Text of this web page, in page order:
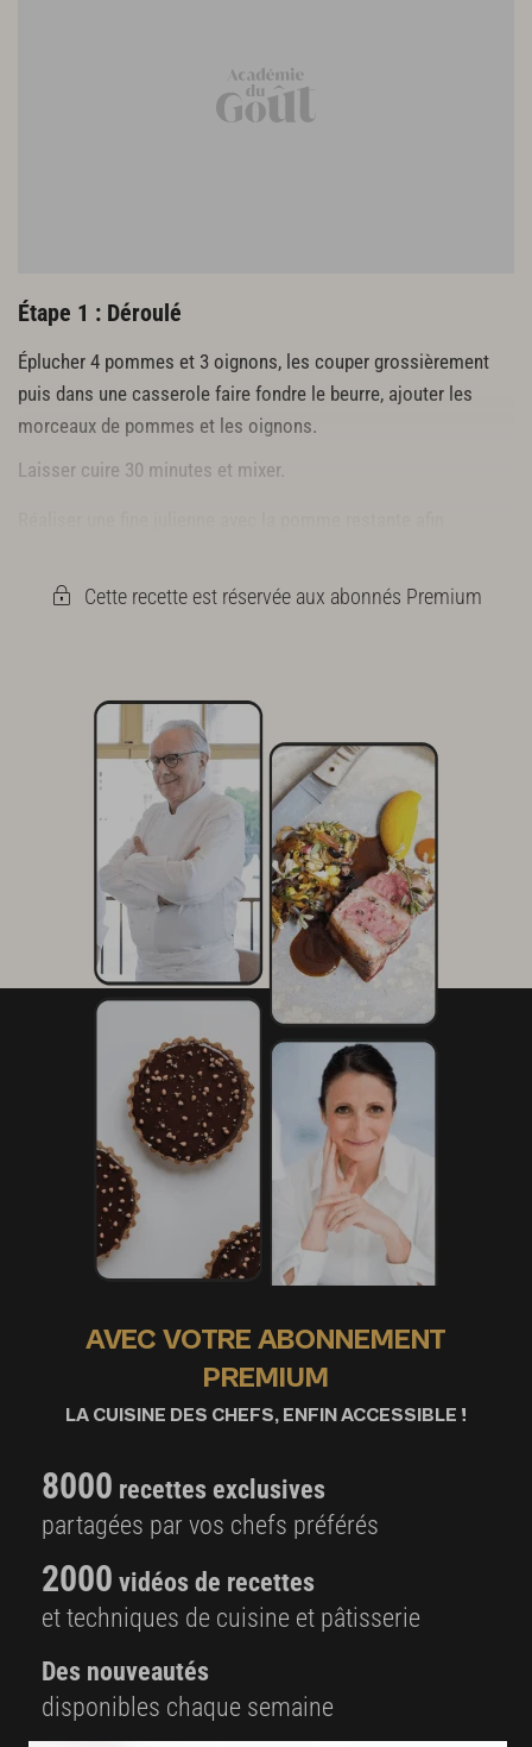
Étape 1 : Déroulé
Éplucher 4 pommes et 3 oignons, les couper grossièrement
puis dans une casserole faire fondre le beurre, ajouter les
morceaux de pommes et les oignons.
Laisser cuire 30 minutes et mixer.
Cette recette est réservée aux abonnés Premium
AVEC VOTRE ABONNEMENT
PREMIUM
LA CUISINE DES CHEFS, ENFIN ACCESSIBLE !
8000 recettes exclusives
partagées par vos chefs préférés
2000 vidéos de recettes
et techniques de cuisine et pâtisserie
Des nouveautés
disponibles chaque semaine